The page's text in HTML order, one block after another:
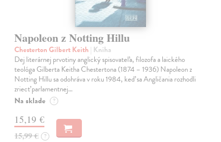
Napoleon z Notting Hillu
Chesterton Gilbert Keith | Kniha
Dej literárnej prvotiny anglický spisovateľa, filozofa a laického
teológa Gilberta Keitha Chestertona (1874 – 1936) Napoleon z
Notting Hillu sa odohráva v roku 1984, keď sa Angličania rozhodli
zriecť parlamentnej…
Na sklade ?
15,19 €
15,99 € ?